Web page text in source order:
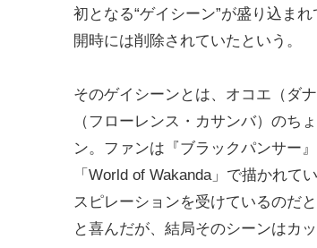
初となる“ゲイシーン”が盛り込ま
開時には削除されていたという。
そのゲイシーンとは、オコエ（ダ
（フローレンス・カサンバ）のち
ン。ファンは『ブラックパンサー
「World of Wakanda」で描かれて
スピレーションを受けているのだ
と喜んだが、結局そのシーンはカッ